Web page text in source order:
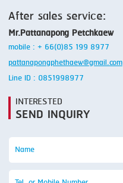
After sales service:
Mr.Pattanapong Petchkaew
mobile : + 66(0)85 199 8977
pattanapongphethaew@gmail.com
Line ID : 0851998977
INTERESTED
SEND INQUIRY